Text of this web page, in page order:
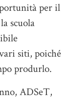
per il
scuola
siti, poiché
produrlo.
ADSeT,